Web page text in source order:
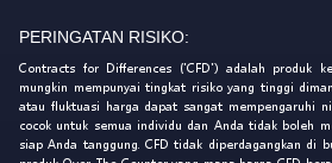
PERINGATAN RISIKO:
Contracts for Differences ('CFD') adalah produk
mungkin mempunyai tingkat risiko yang tinggi
atau fluktuasi harga dapat sangat mempengaruhi
cocok untuk semua individu dan Anda tidak boleh
siap Anda tanggung. CFD tidak diperdagangkan di